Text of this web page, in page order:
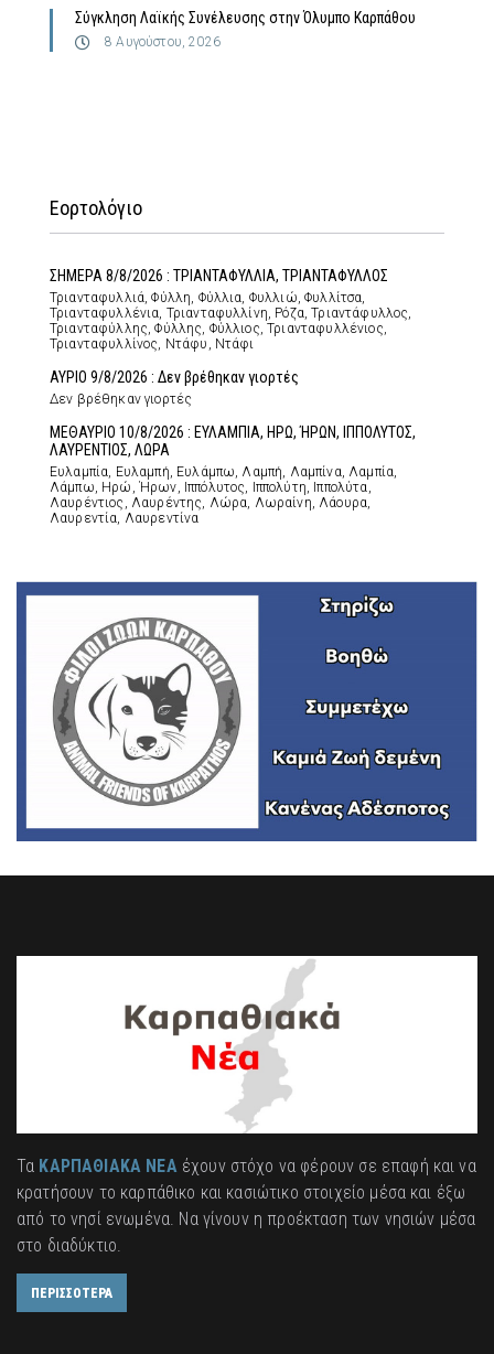
Σύγκληση Λαϊκής Συνέλευσης στην Όλυμπο Καρπάθου
8 Αυγούστου, 2026
Εορτολόγιο
ΣΗΜΕΡΑ 8/8/2026 : ΤΡΙΑΝΤΑΦΥΛΛΙΑ, ΤΡΙΑΝΤΑΦΥΛΛΟΣ
Τριανταφυλλιά, Φύλλη, Φύλλια, Φυλλιώ, Φυλλίτσα,
Τριανταφυλλένια, Τριανταφυλλίνη, Ρόζα, Τριαντάφυλλος,
Τριανταφύλλης, Φύλλης, Φύλλιος, Τριανταφυλλένιος,
Τριανταφυλλίνος, Ντάφυ, Ντάφι
ΑΥΡΙΟ 9/8/2026 : Δεν βρέθηκαν γιορτές
Δεν βρέθηκαν γιορτές
ΜΕΘΑΥΡΙΟ 10/8/2026 : ΕΥΛΑΜΠΙΑ, ΗΡΩ, ΉΡΩΝ, ΙΠΠΟΛΥΤΟΣ,
ΛΑΥΡΕΝΤΙΟΣ, ΛΩΡΑ
Ευλαμπία, Ευλαμπή, Ευλάμπω, Λαμπή, Λαμπίνα, Λαμπία,
Λάμπω, Ηρώ, Ήρων, Ιππόλυτος, Ιππολύτη, Ιππολύτα,
Λαυρέντιος, Λαυρέντης, Λώρα, Λωραίνη, Λάουρα,
Λαυρεντία, Λαυρεντίνα
Τα ΚΑΡΠΑΘΙΑΚΑ ΝΕΑέχουν στόχο να φέρουν σε επαφή και να
κρατήσουν το καρπάθικο και κασιώτικο στοιχείο μέσα και έξω
από το νησί ενωμένα. Να γίνουν η προέκταση των νησιών μέσα
στο διαδύκτιο.
ΠΕΡΙΣΣΟΤΕΡΑ